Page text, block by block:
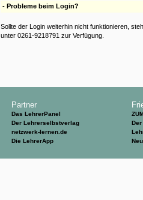
- Probleme beim Login?
Sollte der Login weiterhin nicht funktionieren,
unter 0261-9218791 zur Verfügung.
Partner
Das LehrerPanel
Der Lehrerselbstverlag
netzwerk-lernen.de
Die LehrerApp